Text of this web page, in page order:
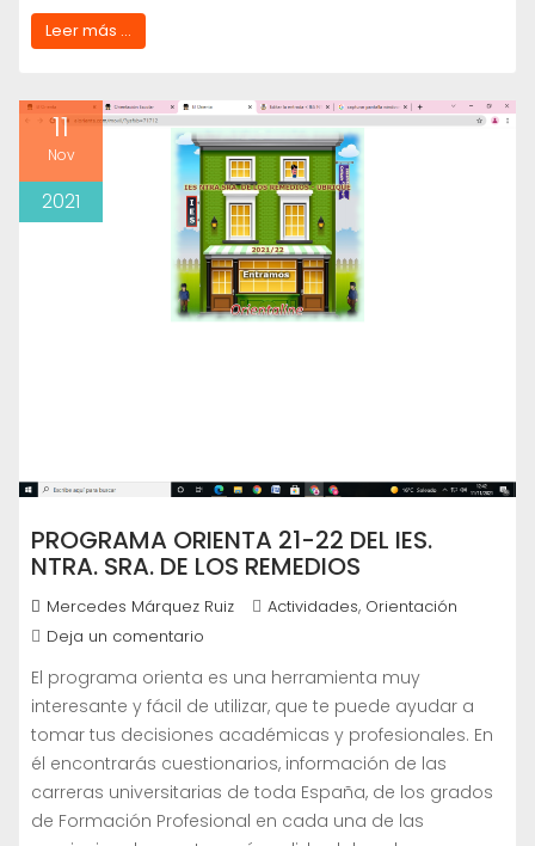
Leer más ...
11
Nov
2021
PROGRAMA ORIENTA 21-22 DEL IES.
NTRA. SRA. DE LOS REMEDIOS
Mercedes Márquez Ruiz Actividades, Orientación
Deja un comentario
El programa orienta es una herramienta muy
interesante y fácil de utilizar, que te puede ayudar a
tomar tus decisiones académicas y profesionales. En
él encontrarás cuestionarios, información de las
carreras universitarias de toda España, de los grados
de Formación Profesional en cada una de las